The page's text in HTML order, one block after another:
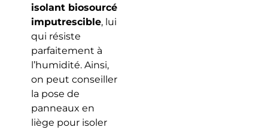
isolant biosourcé
imputrescible, lui
qui résiste
parfaitement à
l’humidité. Ainsi,
on peut conseiller
la pose de
panneaux en
liège pour isoler